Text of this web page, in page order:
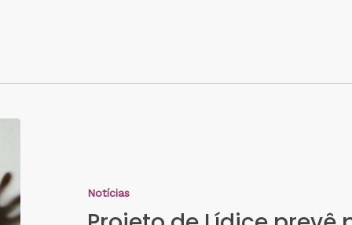
Notícias